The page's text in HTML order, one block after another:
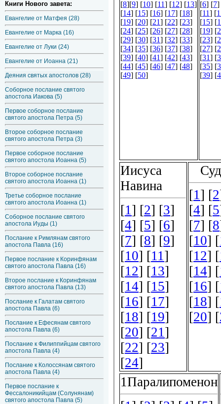
Книги Нового завета:
Евангелие от Матфея (28)
Евангелие от Марка (16)
Евангелие от Луки (24)
Евангелие от Иоанна (21)
Деяния святых апостолов (28)
Соборное послание святого
апостола Иакова (5)
Первое соборное послание
святого апостола Петра (5)
Второе соборное послание
святого апостола Петра (3)
Первое соборное послание
святого апостола Иоанна (5)
Второе соборное послание
святого апостола Иоанна (1)
Третье соборное послание
святого апостола Иоанна (1)
Соборное послание святого
апостола Иуды (1)
Послание к Римлянам святого
апостола Павла (16)
Первое послание к Коринфянам
святого апостола Павла (16)
Второе послание к Коринфянам
святого апостола Павла (13)
Послание к Галатам святого
апостола Павла (6)
Послание к Ефесянам святого
апостола Павла (6)
Послание к Филиппийцам святого
апостола Павла (4)
Послание к Колоссянам святого
апостола Павла (4)
Первое послание к
Фессалоникийцам (Солунянам)
святого апостола Павла (5)